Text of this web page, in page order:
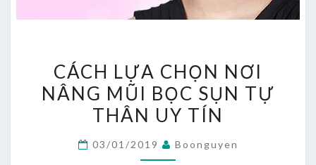
LỰA
CHỌN
NƠI
MŨI
CÁCH LỰA CHỌN NƠI
NÂNG MŨI BỌC SỤN TỰ
THÂN UY TÍN
03/01/2019 Boonguyen